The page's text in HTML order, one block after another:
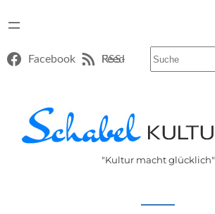
Facebook RSS-Feed
"Kultur macht glücklich"